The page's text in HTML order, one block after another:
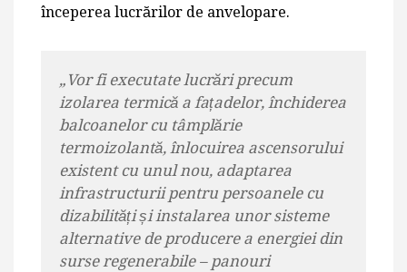
începerea lucrărilor de anvelopare.
„Vor fi executate lucrări precum
izolarea termică a fațadelor, închiderea
balcoanelor cu tâmplărie
termoizolantă, înlocuirea ascensorului
existent cu unul nou, adaptarea
infrastructurii pentru persoanele cu
dizabilități și instalarea unor sisteme
alternative de producere a energiei din
surse regenerabile – panouri